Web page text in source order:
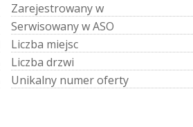
Zarejestrowanyw
SerwisowanywASO
Liczba miejsc
Liczba drzwi
Unikalny numeroferty